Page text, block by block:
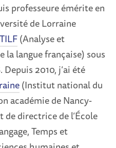
professeure émérite en
de Lorraine
(Analyse et
langue française) sous
2010, j’ai été
(Institut national du
académie de Nancy-
de directrice de l’École
Temps et